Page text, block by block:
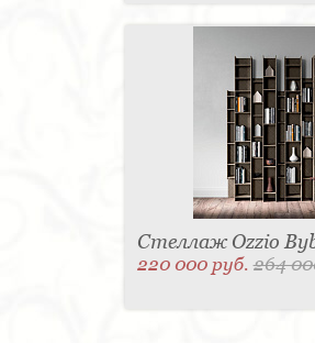
Стеллаж Ozzio
220 000 руб.264